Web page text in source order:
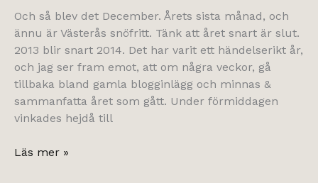
Och så blev det December. Årets sista månad, och
ännu är Västerås snöfritt. Tänk att året snart är slut.
2013 blir snart 2014. Det har varit ett händelserikt år,
och jag ser fram emot, att om några veckor, gå
tillbaka bland gamla blogginlägg och minnas &
sammanfatta året som gått. Under förmiddagen
vinkades hejdå till
decemberstart.
Läs mer »